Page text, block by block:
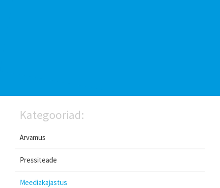
Kategooriad:
Arvamus
Pressiteade
Meediakajastus